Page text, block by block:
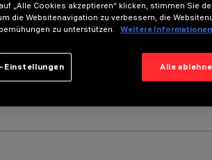
„Alle Cookies akzeptieren“ klicken, stimmen Sie
die Websitenavigation zu verbessern, die
zu unterstützen.
Weitere Informationen
Alle
Einstellungen